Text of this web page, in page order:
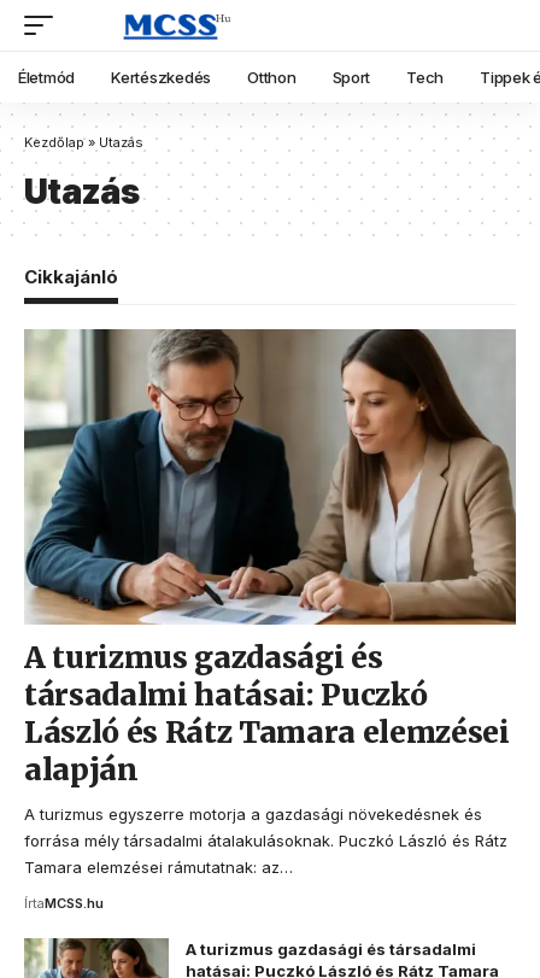
Életmód Kertészkedés Otthon Sport Tech Tippek
Kezdőlap» Utazás
Utazás
Cikkajánló
A turizmus gazdasági és
társadalmi hatásai: Puczkó
László és Rátz Tamara elemzései
alapján
A turizmus egyszerre motorja a gazdasági növekedésnek és
forrása mély társadalmi átalakulásoknak. Puczkó László és Rátz
Tamara elemzései rámutatnak: az…
ÍrtaMCSS.hu
A turizmus gazdasági és társadalmi
hatásai: Puczkó László és Rátz Tamara